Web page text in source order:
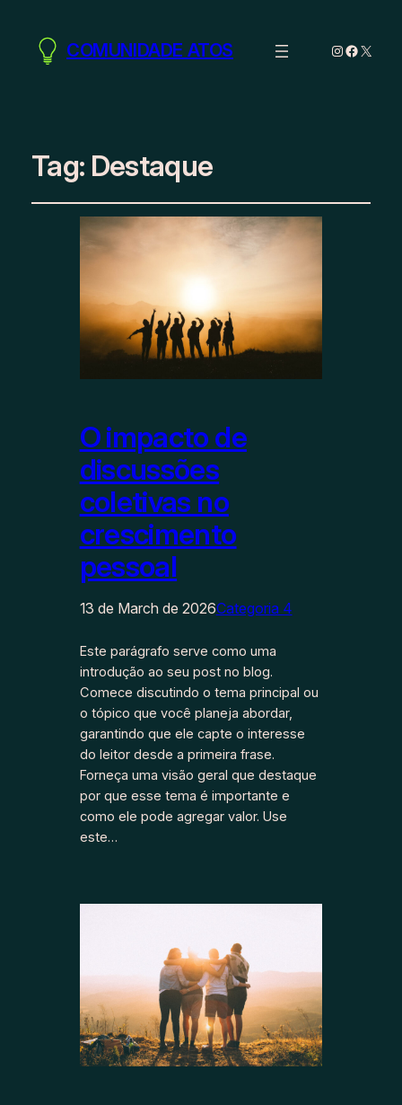
COMUNIDADE ATOS Instagram
X
Tag: Destaque
O impacto de
discussões
coletivas no
crescimento
pessoal
13 de March de 2026Categoria 4
Este parágrafo serve como uma
introdução ao seu post no blog.
Comece discutindo o tema principal ou
o tópico que você planeja abordar,
garantindo que ele capte o interesse
do leitor desde a primeira frase.
Forneça uma visão geral que destaque
por que esse tema é importante e
como ele pode agregar valor. Use
este…